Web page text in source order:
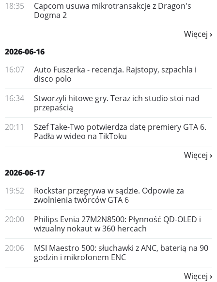
18:35
Capcom usuwa mikrotransakcje z Dragon's
Dogma 2
Więcej
2026-06-16
16:07
Auto Fuszerka - recenzja. Rajstopy, szpachla i
disco polo
16:34
Stworzyli hitowe gry. Teraz ich studio stoi nad
przepaścią
20:11
Szef Take-Two potwierdza datę premiery GTA 6.
Padła w wideo na TikToku
Więcej
2026-06-17
19:52
Rockstar przegrywa w sądzie. Odpowie za
zwolnienia twórców GTA 6
20:00
Philips Evnia 27M2N8500: Płynność QD-OLED i
wizualny nokaut w 360 hercach
20:06
MSI Maestro 500: słuchawki z ANC, baterią na 90
godzin i mikrofonem ENC
Więcej